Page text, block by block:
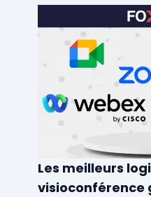
Les meilleurs
visioconférence